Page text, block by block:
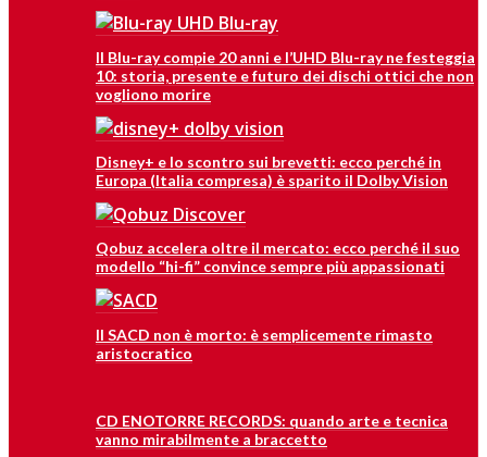
Il Blu-ray compie 20 anni e l’UHD Blu-ray ne festeggia
10: storia, presente e futuro dei dischi ottici che non
vogliono morire
Disney+ e lo scontro sui brevetti: ecco perché in
Europa (Italia compresa) è sparito il Dolby Vision
Qobuz accelera oltre il mercato: ecco perché il suo
modello “hi-fi” convince sempre più appassionati
Il SACD non è morto: è semplicemente rimasto
aristocratico
CD ENOTORRE RECORDS: quando arte e tecnica
vanno mirabilmente a braccetto